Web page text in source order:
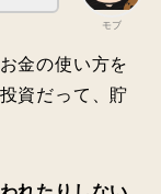
モブ
金の使い方を
資だって、貯